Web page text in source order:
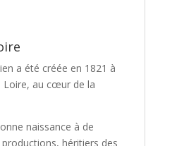
a été créée en 1821 à
Loire, au cœur de la
naissance à de
héritiers des